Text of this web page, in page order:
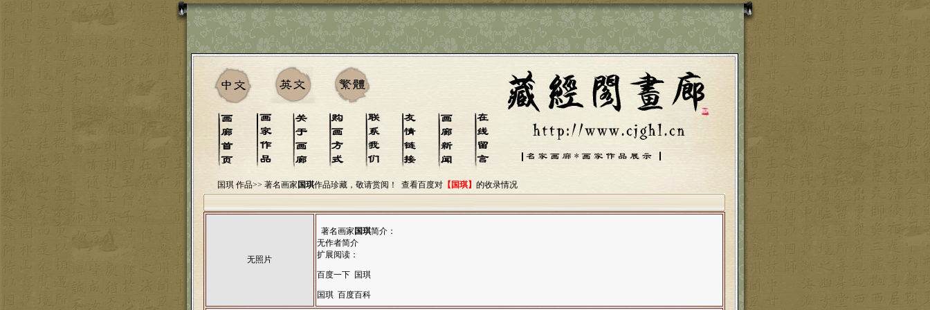
国琪 作品>> 著名画家 国琪作品珍藏，敬请赏阅！ 查看百度对【国琪】 的收录情况
无照片
著名画家 国琪简介：
无作者简介
扩展阅读：
百度一下 国琪
国琪 百度百科